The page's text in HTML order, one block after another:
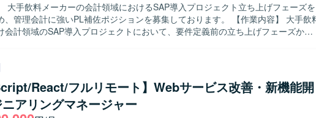
大手飲料メーカーの会計領域におけるSAP導入プロジェクト立ち上げフェーズを
理会計に強いPL補佐ポジションを募集しております。 【作業内容】 大手飲料
会計領域のSAP導入プロジェクトにおいて、要件定義前の立ち上げフェーズから
若手メンバーのマネジメントもご担当いただきます。 【求める人物像】 管理
計の双方を理解し、エンドユーザーの多様な要望に対して冷静かつ柔軟に対応で
ております。関係者とのコミュニケーションを通じて合意形成を図り、プロジェ
進できる方にご活躍いただきたいと考えております。 【ポジションの魅力】
React/フルリモート】Webサービス改善・新機能開
アリングマネージャー